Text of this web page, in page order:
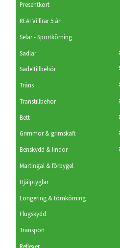
Presentkort
REA! Vi firar 5 år!
Selar - Sportkörning
Sadlar
Sadeltillbehör
Träns
Tränstillbehör
Bett
Grimmor & grimskaft
Benskydd & lindor
Martingal & förbygel
Hjälptyglar
Longering & tömkörning
Flugskydd
Transport
Reflexer